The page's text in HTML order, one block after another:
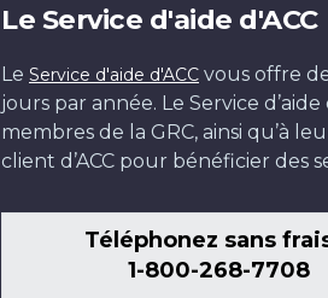
Le Service d'aide d'ACC
Le Service d'aide d'ACC vous offre
jours par année. Le Service
membres de la GRC, ainsi qu’à
client d’ACC pour bénéficier des
Téléphonez sans
1-800-268-7708